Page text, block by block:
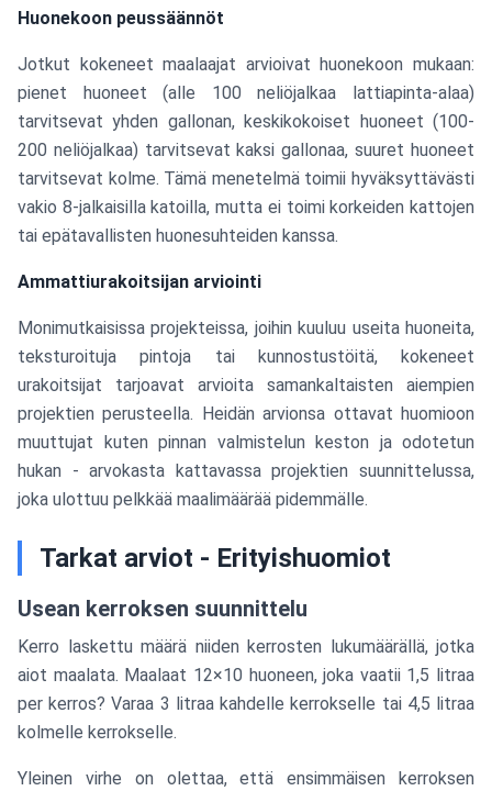
Huonekoon peussäännöt
Jotkut kokeneet maalaajat arvioivat huonekoon mukaan:
pienet huoneet (alle 100 neliöjalkaa lattiapinta-alaa)
tarvitsevat yhden gallonan, keskikokoiset huoneet (100-
200 neliöjalkaa) tarvitsevat kaksi gallonaa, suuret huoneet
tarvitsevat kolme. Tämä menetelmä toimii hyväksyttävästi
vakio 8-jalkaisilla katoilla, mutta ei toimi korkeiden kattojen
tai epätavallisten huonesuhteiden kanssa.
Ammattiurakoitsijan arviointi
Monimutkaisissa projekteissa, joihin kuuluu useita huoneita,
teksturoituja pintoja tai kunnostustöitä, kokeneet
urakoitsijat tarjoavat arvioita samankaltaisten aiempien
projektien perusteella. Heidän arvionsa ottavat huomioon
muuttujat kuten pinnan valmistelun keston ja odotetun
hukan - arvokasta kattavassa projektien suunnittelussa,
joka ulottuu pelkkää maalimäärää pidemmälle.
Tarkat arviot - Erityishuomiot
Usean kerroksen suunnittelu
Kerro laskettu määrä niiden kerrosten lukumäärällä, jotka
aiot maalata. Maalaat 12×10 huoneen, joka vaatii 1,5 litraa
per kerros? Varaa 3 litraa kahdelle kerrokselle tai 4,5 litraa
kolmelle kerrokselle.
Yleinen virhe on olettaa, että ensimmäisen kerroksen